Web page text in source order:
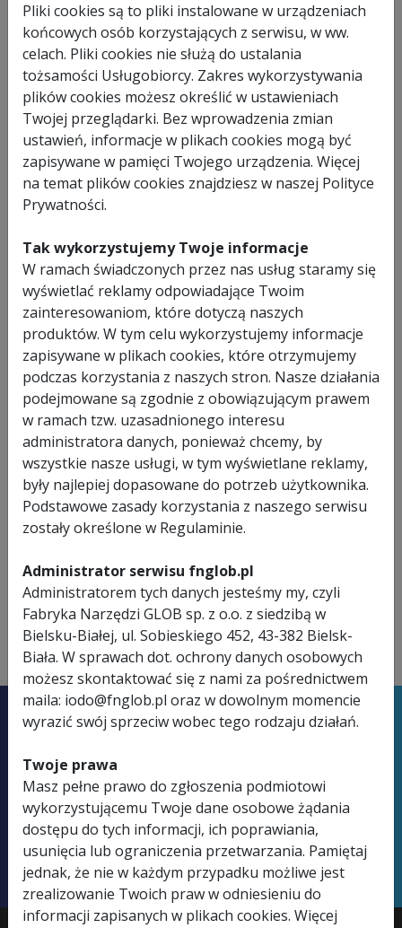
Pliki cookies są to pliki instalowane w urządzeniach
końcowych osób korzystających z serwisu, w ww.
celach. Pliki cookies nie służą do ustalania
tożsamości Usługobiorcy. Zakres wykorzystywania
plików cookies możesz określić w ustawieniach
Twojej przeglądarki. Bez wprowadzenia zmian
ustawień, informacje w plikach cookies mogą być
zapisywane w pamięci Twojego urządzenia. Więcej
na temat plików cookies znajdziesz w naszej Polityce
Prywatności.
Tak wykorzystujemy Twoje informacje
W ramach świadczonych przez nas usług staramy się
wyświetlać reklamy odpowiadające Twoim
zainteresowaniom, które dotyczą naszych
produktów. W tym celu wykorzystujemy informacje
zapisywane w plikach cookies, które otrzymujemy
podczas korzystania z naszych stron. Nasze działania
podejmowane są zgodnie z obowiązującym prawem
w ramach tzw. uzasadnionego interesu
administratora danych, ponieważ chcemy, by
wszystkie nasze usługi, w tym wyświetlane reklamy,
były najlepiej dopasowane do potrzeb użytkownika.
Podstawowe zasady korzystania z naszego serwisu
zostały określone w Regulaminie.
Administrator serwisu fnglob.pl
Administratorem tych danych jesteśmy my, czyli
Fabryka Narzędzi GLOB sp. z o.o. z siedzibą w
Bielsku-Białej, ul. Sobieskiego 452, 43-382 Bielsk-
Biała. W sprawach dot. ochrony danych osobowych
możesz skontaktować się z nami za pośrednictwem
maila: iodo@fnglob.pl oraz w dowolnym momencie
wyrazić swój sprzeciw wobec tego rodzaju działań.
Twoje prawa
Masz pełne prawo do zgłoszenia podmiotowi
wykorzystującemu Twoje dane osobowe żądania
dostępu do tych informacji, ich poprawiania,
usunięcia lub ograniczenia przetwarzania. Pamiętaj
jednak, że nie w każdym przypadku możliwe jest
zrealizowanie Twoich praw w odniesieniu do
informacji zapisanych w plikach cookies. Więcej
poliuretanową.
Szereg kolorowych elementów
śniegu.
Wszystkie elementy skonstruowane tak,
możliwość wykonania figurek z
indywidualnymi nadrukami reklamowymi
Termin realizacji do 14 dni od daty
OPIS
Figurka obrotowa RP100/4 Szop wymiar 85 x 55 x
15,materiał PCV wypełniony pianką poliuretanową.
Szereg kolorowych elementów urozmaicających
najmłodszym zabawę na śniegu.
Wszystkie elementy skonstruowane tak, aby zapewnić
maksimum bezpieczeństwa, możliwość wykonania figurek z
Termin realizacji do 14 dni od daty zamówienia.
SPECYFIKACJA
KOD
PRODUKTU
GLOB-WN-MAR-RP100-4
ZESTAW ZAWIERA
1 x Figurka z nadrukiem 55 x 80 x 15cm obrotowa SZOP
Wysokość: 85cm
Szerokość: 55cm
Grubość: 15cm
Masz problem z doborem
Nasi doradcy pomogą Ci wybrać
najlepsze rozwiązanie!
Skontaktuj się z nami